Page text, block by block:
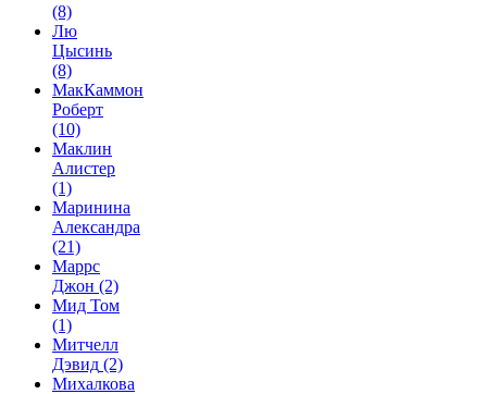
(8)
Лю
Цысинь
(8)
МакКаммон
Роберт
(10)
Маклин
Алистер
(1)
Маринина
Александра
(21)
Маррс
Джон (2)
Мид Том
(1)
Митчелл
Дэвид (2)
Михалкова